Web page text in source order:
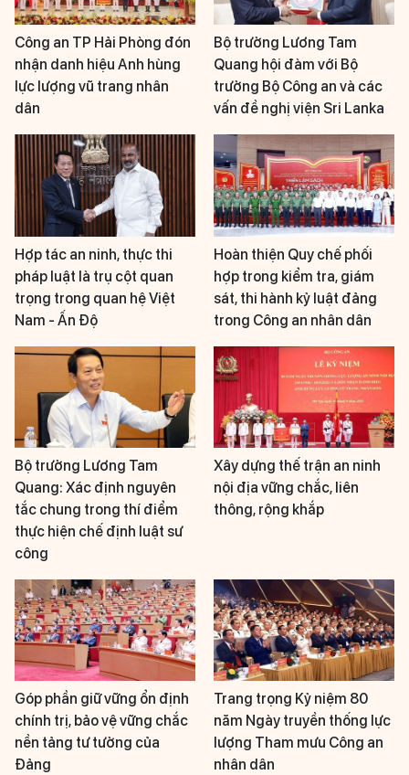
Công an TP Hải Phòng đón
nhận danh hiệu Anh hùng
lực lượng vũ trang nhân
dân
Bộ trưởng Lương Tam
Quang hội đàm với Bộ
trưởng Bộ Công an và các
vấn đề nghị viện Sri Lanka
Hợp tác an ninh, thực thi
pháp luật là trụ cột quan
trọng trong quan hệ Việt
Nam - Ấn Độ
Hoàn thiện Quy chế phối
hợp trong kiểm tra, giám
sát, thi hành kỷ luật đảng
trong Công an nhân dân
Bộ trưởng Lương Tam
Quang: Xác định nguyên
tắc chung trong thí điểm
thực hiện chế định luật sư
công
Xây dựng thế trận an ninh
nội địa vững chắc, liên
thông, rộng khắp
Góp phần giữ vững ổn định
chính trị, bảo vệ vững chắc
nền tảng tư tưởng của
Đảng
Trang trọng Kỷ niệm 80
năm Ngày truyền thống lực
lượng Tham mưu Công an
nhân dân